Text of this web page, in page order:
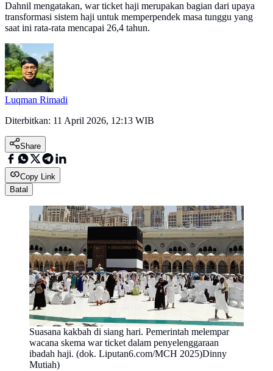
Dahnil mengatakan, war ticket haji merupakan bagian dari upaya
transformasi sistem haji untuk memperpendek masa tunggu yang
saat ini rata-rata mencapai 26,4 tahun.
Luqman Rimadi
Diterbitkan: 11 April 2026, 12:13 WIB
Share
Copy Link
Batal
Suasana kakbah di siang hari. Pemerintah melempar
wacana skema war ticket dalam penyelenggaraan
ibadah haji. (dok. Liputan6.com/MCH 2025)Dinny
Mutiah)